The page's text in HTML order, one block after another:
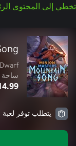
تخطي إلى المحتوى
ساحة
يتطلب توفر لعبة